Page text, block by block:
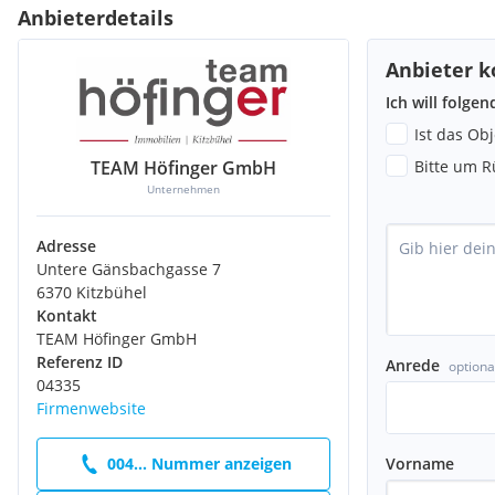
Anbieterdetails
TEAM Höfinger GmbH
Unternehmen
Adresse
Untere Gänsbachgasse 7
6370 Kitzbühel
Kontakt
TEAM Höfinger GmbH
Referenz ID
04335
Firmenwebsite
004... Nummer anzeigen
Anbieter
Ich will
Ist das
Bitte um
Anrede
Vorname